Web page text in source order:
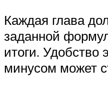
Каждая глава
заданной
итоги. Удобство
минусом может